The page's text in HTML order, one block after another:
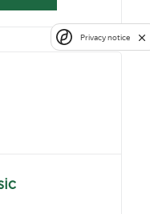
Privacy notice